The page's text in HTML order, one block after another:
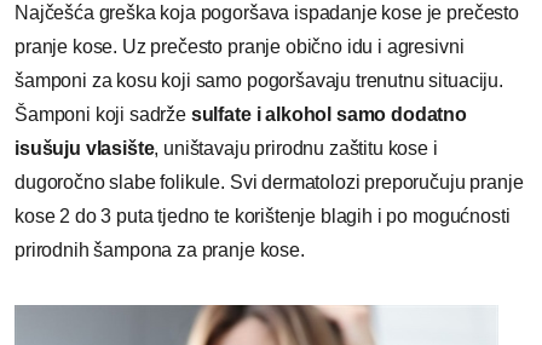
Najčešća greška koja pogoršava ispadanje kose je prečesto
pranje kose. Uz prečesto pranje obično idu i agresivni
šamponi za kosu koji samo pogoršavaju trenutnu situaciju.
Šamponi koji sadrže sulfate i alkohol samo dodatno
isušuju vlasište, uništavaju prirodnu zaštitu kose i
dugoročno slabe folikule. Svi dermatolozi preporučuju pranje
kose 2 do 3 puta tjedno te korištenje blagih i po mogućnosti
prirodnih šampona za pranje kose.